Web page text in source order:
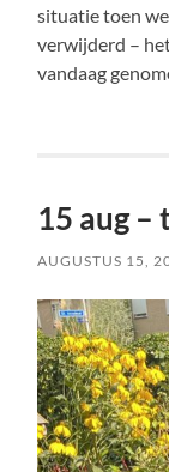
situatie toen
verwijderd –
vandaag
15 aug
AUGUSTUS 15,